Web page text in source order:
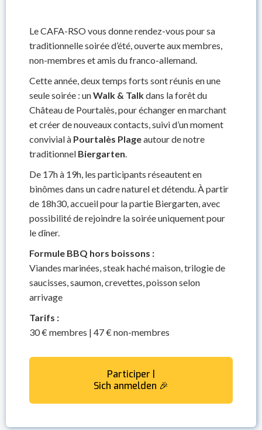
Le CAFA-RSO vous donne rendez-vous pour sa
traditionnelle soirée d’été, ouverte aux membres,
non-membres et amis du franco-allemand.
Cette année, deux temps forts sont réunis en une
seule soirée : unWalk & Talkdans la forêt du
Château de Pourtalès, pour échanger en marchant
et créer de nouveaux contacts, suivi d’un moment
convivial à Pourtalès Plageautour de notre
traditionnel Biergarten
De 17h à 19h, les participants réseautent en
binômes dans un cadre naturel et détendu. À partir
de 18h30, accueil pour la partie Biergarten, avec
possibilité de rejoindre la soirée uniquement pour
le dîner.
Formule BBQ hors boissons :
Viandes marinées, steak haché maison, trilogie de
saucisses, saumon, crevettes, poisson selon
arrivage
Tarifs :
30 € membres | 47 € non-membres
Participer |
Sich anmelden 🎉